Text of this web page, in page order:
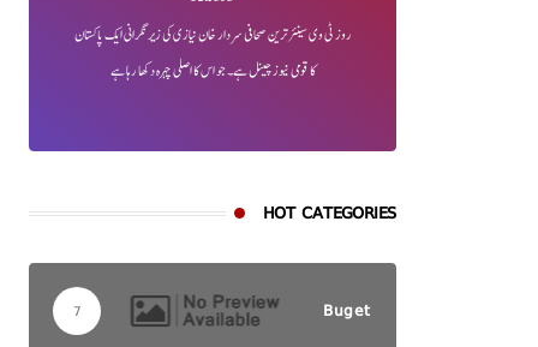
روز ٹی وی سینئر ترین صحافی سردار خان نیازی کی زیر نگرانی ایک پاکستان
کا قومی نیوز چینل ہے۔ جو اس کا اصلی چہرہ دکھا رہا ہے
HOT CATEGORIES
Buget
7